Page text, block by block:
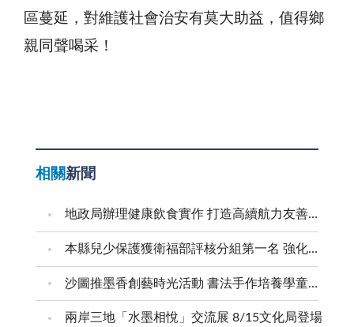
區蔓延，對維護社會治安有莫大助益，值得鄉
親同聲喝采！
相關新聞
地政局辦理健康飲食實作 打造高續航力友善職場
本縣兒少保護獲衛福部評核分組第一名 強化預防與跨域合作 建構兒少安全成長環境
沙圖推墨香創藝時光活動 書法手作培養學童創意美感
兩岸三地「水墨相悅」交流展 8/15文化局登場